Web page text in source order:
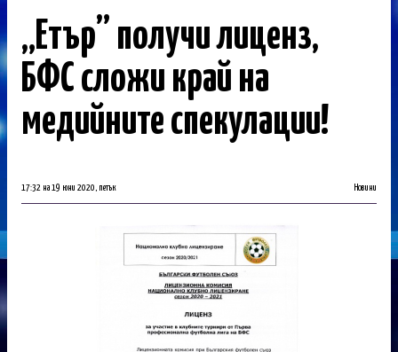
„Етър” получи лиценз,
БФС сложи край на
медийните спекулации!
17:32 на 19 юни 2020, петък Новини